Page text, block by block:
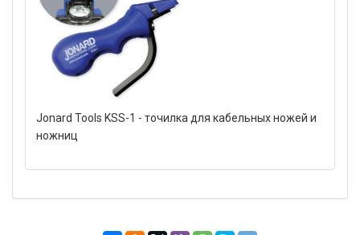
Jonard Tools KSS-1 - точилка для кабельных ножей и
ножниц